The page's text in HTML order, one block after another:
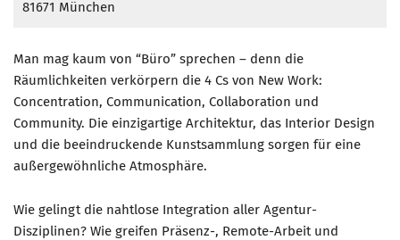
Clubführung
Marketing Pioniere
Arbeitsgruppen
MarketingFrauen
Partnerschaften
81671 München
Man mag kaum von “Büro” sprechen – denn die
Räumlichkeiten verkörpern die 4 Cs von New Work:
Concentration, Communication, Collaboration und
Community. Die einzigartige Architektur, das Interior Design
und die beeindruckende Kunstsammlung sorgen für eine
außergewöhnliche Atmosphäre.
Wie gelingt die nahtlose Integration aller Agentur-
Disziplinen? Wie greifen Präsenz-, Remote-Arbeit und